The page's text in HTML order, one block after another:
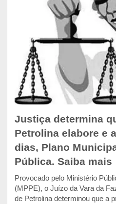
Justiça determina
Petrolina elabore e
dias, Plano
Pública. Saiba mais
Provocado pelo Ministério
(MPPE), o Juízo da Vara da
de Petrolina determinou que a